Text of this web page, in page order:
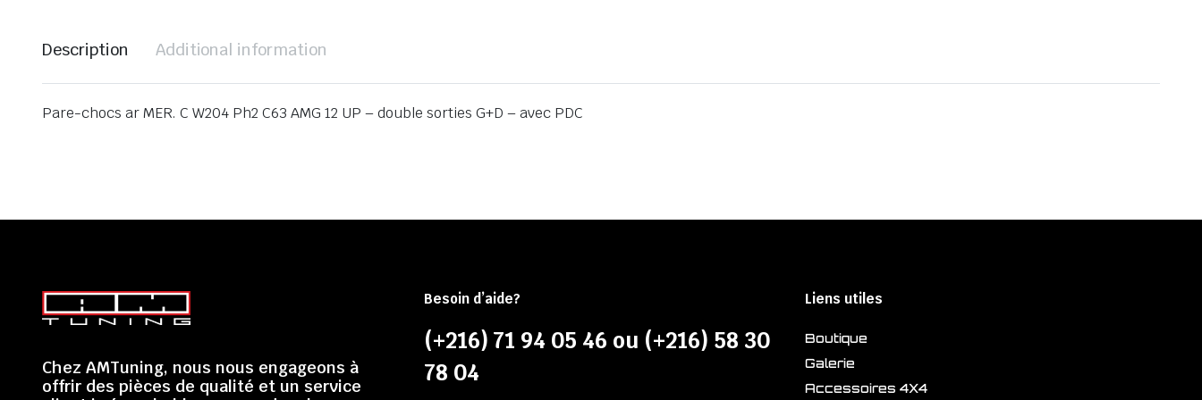
Description Additional information
Pare-chocs ar MER. C W204 Ph2 C63 AMG 12 UP – double sorties G+D – avec PDC
Chez AMTuning, nous nous engageons à
offrir des pièces de qualité et un service
Besoin d’aide?
(+216) 71 94 05 46 ou (+216) 58 30
78 04
Liens utiles
Boutique
Galerie
Accessoires 4X4